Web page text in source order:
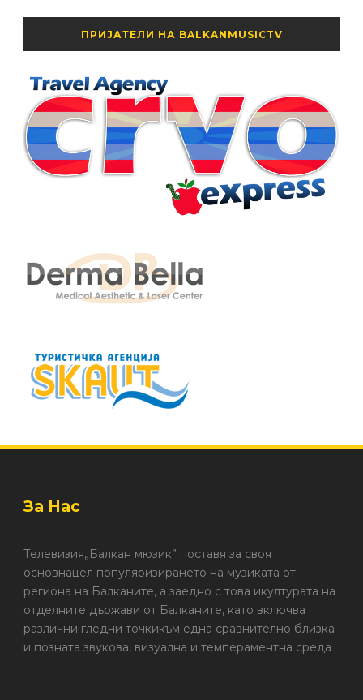
ПРИЈАТЕЛИ НА BALKANMUSICTV
За Нас
Телевизия„Балкан мюзик” поставя за своя
основнацел популяризирането на музиката от
региона на Балканите, а заедно с това икултурата на
отделните държави от Балканите, като включва
различни гледни точкикъм една сравнително близка
и позната звукова, визуална и темпераментна среда